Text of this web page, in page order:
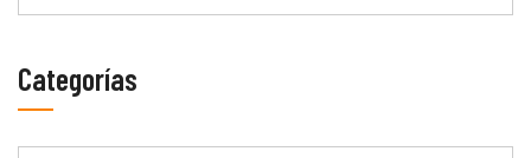
Categorías